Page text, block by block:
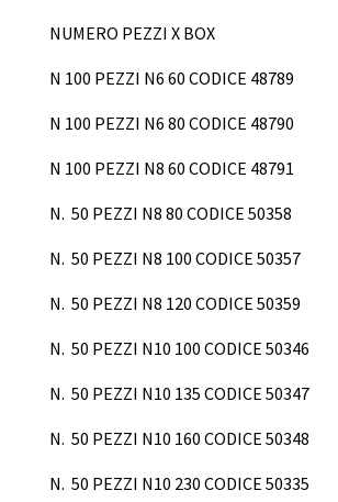
NUMERO PEZZI X BOX
N 100 PEZZI N6 60 CODICE 48789
N 100 PEZZI N6 80 CODICE 48790
N 100 PEZZI N8 60 CODICE 48791
N. 50 PEZZI N8 80 CODICE 50358
N. 50 PEZZI N8 100 CODICE 50357
N. 50 PEZZI N8 120 CODICE 50359
N. 50 PEZZI N10 100 CODICE 50346
N. 50 PEZZI N10 135 CODICE 50347
N. 50 PEZZI N10 160 CODICE 50348
N. 50 PEZZI N10 230 CODICE 50335